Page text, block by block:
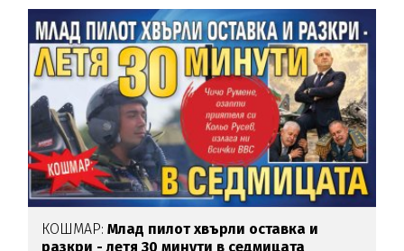
КОШМАР:Млад пилот хвърли оставка и
разкри - летя 30 минути в седмицата